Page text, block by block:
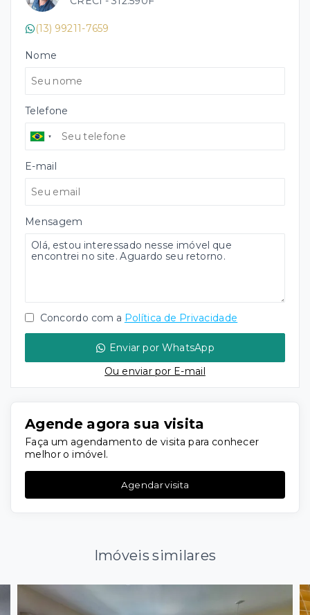
(13) 99211-7659
Nome
Telefone
E-mail
Mensagem
Concordo com a Política de Privacidade
Enviar por WhatsApp
Ou enviar por E-mail
Agende agora sua visita
Faça um agendamento de visita para conhecer
melhor o imóvel.
Agendar visita
Imóveis similares